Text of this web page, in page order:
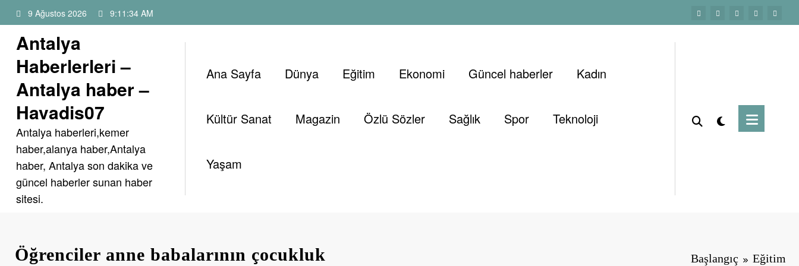
atla
9 Ağustos 2026 9:11:35 AM
Antalya
Haberlerleri –
Antalya haber –
Havadis07
Antalya haberleri,kemer
haber,alanya haber,Antalya
haber, Antalya son dakika ve
güncel haberler sunan haber
sitesi.
Ana Sayfa Dünya Eğitim Ekonomi Güncel haberler Kadın
Kültür Sanat Magazin Özlü Sözler Sağlık Spor Teknoloji
Yaşam
Öğrenciler anne babalarının çocukluk
Başlangıç
Eğitim